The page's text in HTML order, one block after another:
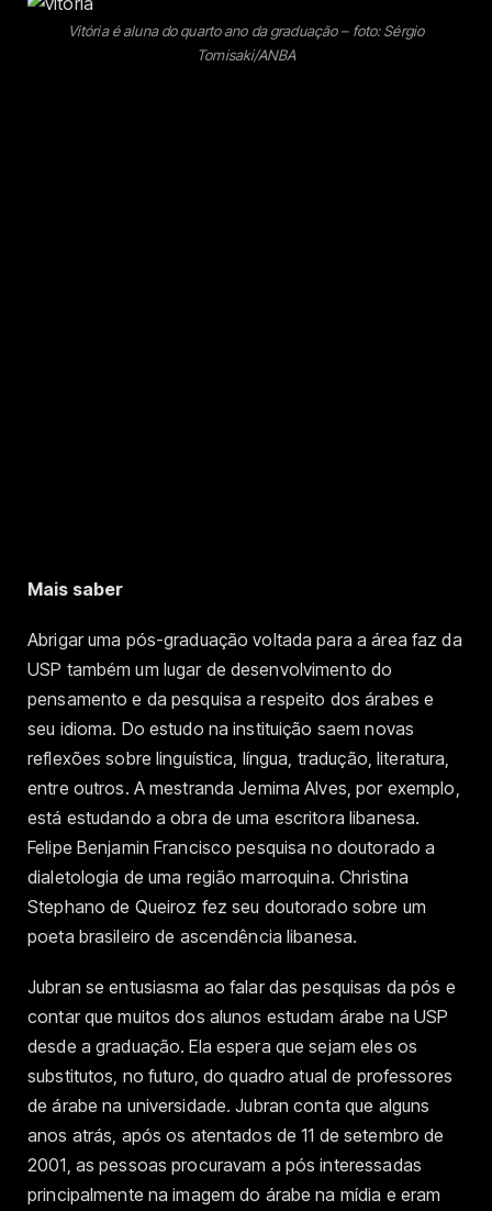
Vitória é aluna do quarto ano da graduação – foto: Sérgio
Tomisaki/ANBA
Mais saber
Abrigar uma pós-graduação voltada para a área faz da
USP também um lugar de desenvolvimento do
pensamento e da pesquisa a respeito dos árabes e
seu idioma. Do estudo na instituição saem novas
reflexões sobre linguística, língua, tradução, literatura,
entre outros. A mestranda Jemima Alves, por exemplo,
está estudando a obra de uma escritora libanesa.
Felipe Benjamin Francisco pesquisa no doutorado a
dialetologia de uma região marroquina. Christina
Stephano de Queiroz fez seu doutorado sobre um
poeta brasileiro de ascendência libanesa.
Jubran se entusiasma ao falar das pesquisas da pós e
contar que muitos dos alunos estudam árabe na USP
desde a graduação. Ela espera que sejam eles os
substitutos, no futuro, do quadro atual de professores
de árabe na universidade. Jubran conta que alguns
anos atrás, após os atentados de 11 de setembro de
2001, as pessoas procuravam a pós interessadas
principalmente na imagem do árabe na mídia e eram